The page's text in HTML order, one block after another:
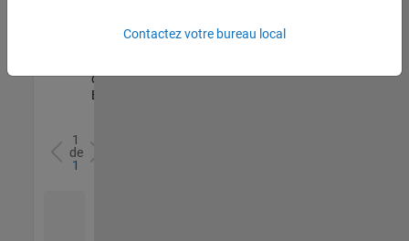
Engineer
qualité |
Expérimenté(e)
1
de
1
Contactez votre bureau local